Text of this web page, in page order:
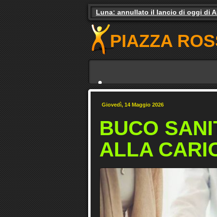
Luna: annullato il lancio di oggi di
Gas e luce, il governo studia gli
PIAZZA
Giovedì, 14 Maggio 2026
BUCO
ALLA